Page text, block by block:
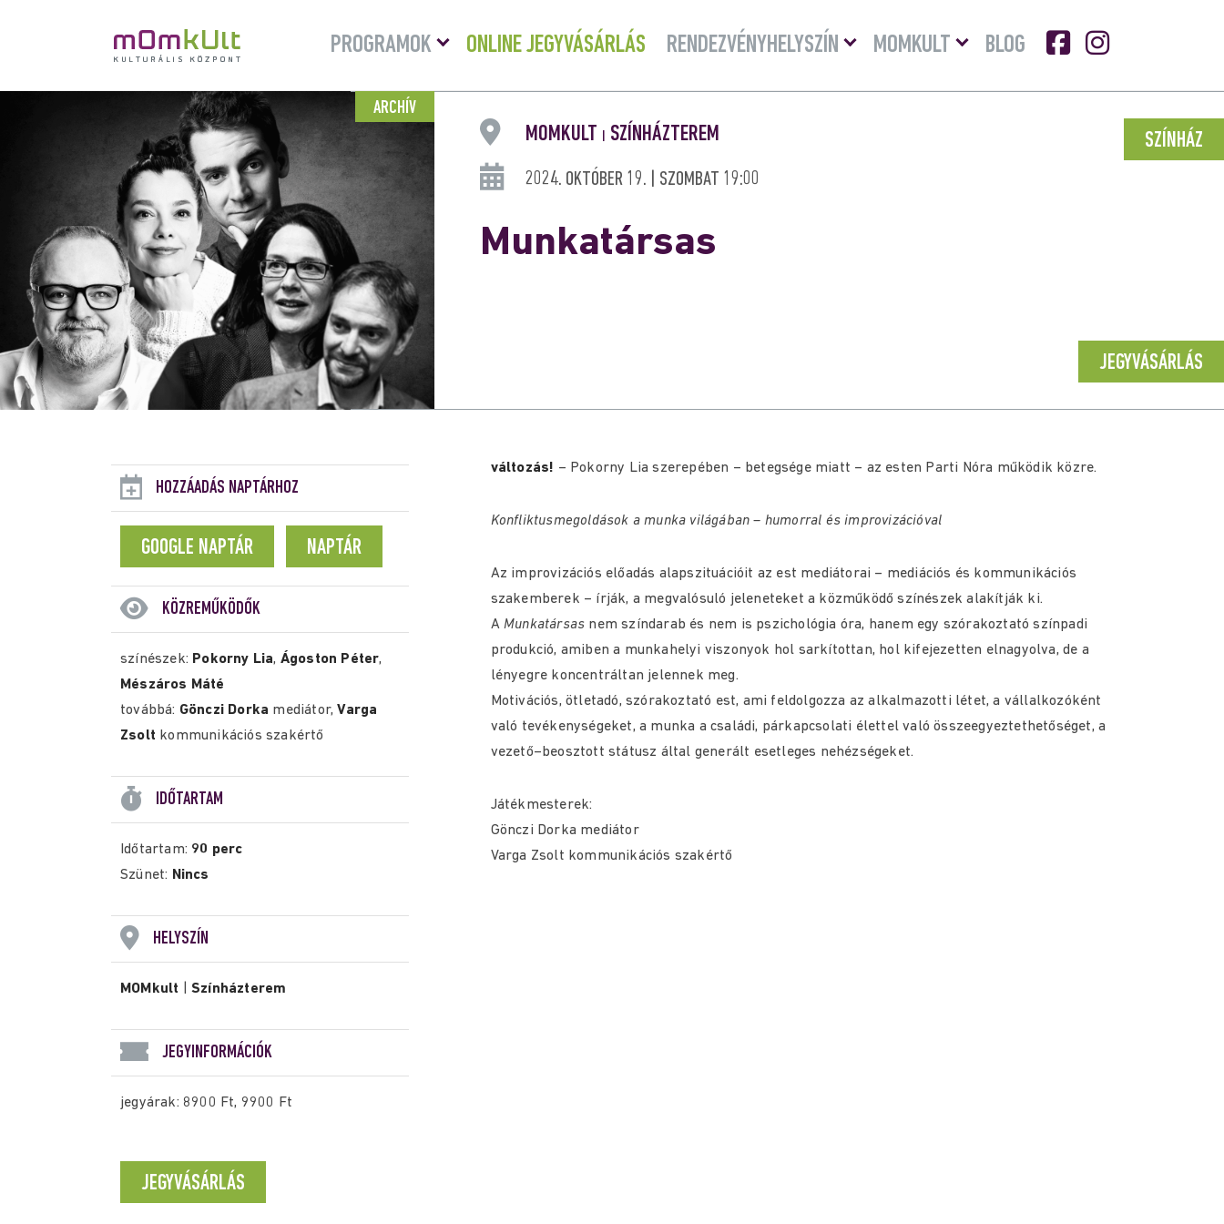
PROGRAMOK
Menü
lenyitása
ONLINE JEGYVÁSÁRLÁS RENDEZVÉNYHELYSZÍN
Menü
lenyitásaMOMKULT
Menü
lenyitása
BLOG
ARCHÍV
SZÍNHÁZ
MOMKULT SZÍNHÁZTEREM
2024. OKTÓBER 19. | SZOMBAT 19:00
Munkatársas
JEGYVÁSÁRLÁS
HOZZÁADÁS NAPTÁRHOZ
GOOGLE NAPTÁR NAPTÁR
KÖZREMŰKÖDŐK
színészek: Pokorny Lia, Ágoston Péter,
Mészáros Máté
továbbá: Gönczi Dorka mediátor,Varga
Zsolt kommunikációs szakértő
IDŐTARTAM
Időtartam: 90 perc
Szünet: Nincs
HELYSZÍN
MOMkult |Színházterem
JEGYINFORMÁCIÓK
jegyárak: 8900 Ft, 9900 Ft
JEGYVÁSÁRLÁS
változás! – Pokorny Lia szerepében – betegsége miatt – az esten Parti Nóra működik közre.
Konfliktusmegoldások a munka világában – humorral és improvizációval
Az improvizációs előadás alapszituációit az est mediátorai – mediációs és kommunikációs
szakemberek – írják, a megvalósuló jeleneteket a közműködő színészek alakítják ki.
AMunkatársas nem színdarab és nem is pszichológia óra, hanem egy szórakoztató színpadi
produkció, amiben a munkahelyi viszonyok hol sarkítottan, hol kifejezetten elnagyolva, de a
lényegre koncentráltan jelennek meg.
Motivációs, ötletadó, szórakoztató est, ami feldolgozza az alkalmazotti létet, a vállalkozóként
való tevékenységeket, a munka a családi, párkapcsolati élettel való összeegyeztethetőséget, a
vezető–beosztott státusz által generált esetleges nehézségeket.
Játékmesterek:
Gönczi Dorka mediátor
Varga Zsolt kommunikációs szakértő